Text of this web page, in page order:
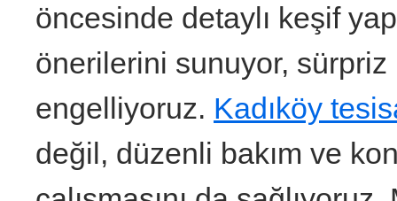
öncesinde detaylı keşif
önerilerini sunuyor, sürpriz
engelliyoruz. Kadıköy
değil, düzenli bakım ve